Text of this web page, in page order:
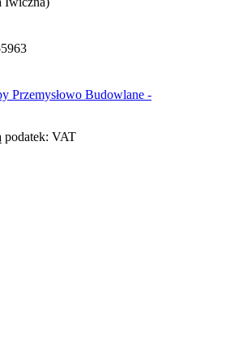
Przemysłowo Budowlane -
podatek: VAT